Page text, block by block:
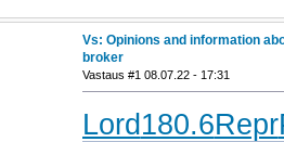
Vs: Opinions and information
broker
Vastaus #1 08.07.22 - 17:31
Lord 180.6Repr